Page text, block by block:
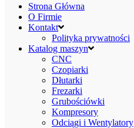
Strona Główna
O Firmie
Kontakt
Polityka prywatności
Katalog maszyn
CNC
Czopiarki
Dłutarki
Frezarki
Grubościówki
Kompresory
Odciągi i Wentylatory